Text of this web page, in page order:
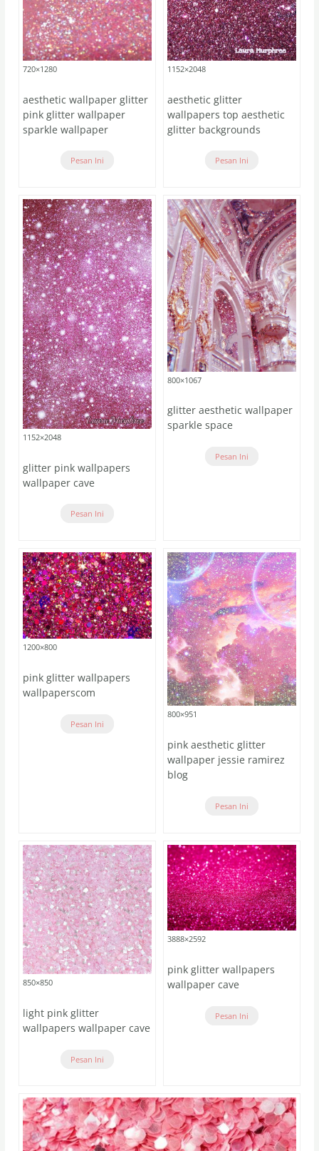
720×1280
aesthetic wallpaper glitter
pink glitter wallpaper
sparkle wallpaper
Pesan Ini
1152×2048
aesthetic glitter
wallpapers top aesthetic
glitter backgrounds
Pesan Ini
1152×2048
glitter pink wallpapers
wallpaper cave
Pesan Ini
800×1067
glitter aesthetic wallpaper
sparkle space
Pesan Ini
1200×800
pink glitter wallpapers
wallpaperscom
Pesan Ini
800×951
pink aesthetic glitter
wallpaper jessie ramirez
blog
Pesan Ini
850×850
light pink glitter
wallpapers wallpaper cave
Pesan Ini
3888×2592
pink glitter wallpapers
wallpaper cave
Pesan Ini